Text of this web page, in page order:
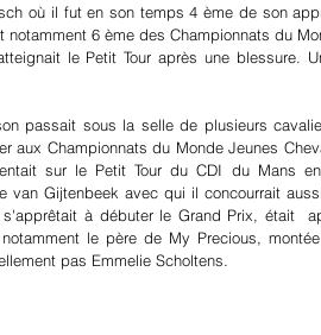
où il fut en son temps 4 ème de son
6 ème des Championnats du
le Petit Tour après une blessure.
passait sous la selle de plusieurs
aux Championnats du Monde Jeunes
sur le Petit Tour du CDI du Mans
van Gijtenbeek avec qui il concourrait
à débuter le Grand Prix, était
le père de My Precious,
pas Emmelie Scholtens.